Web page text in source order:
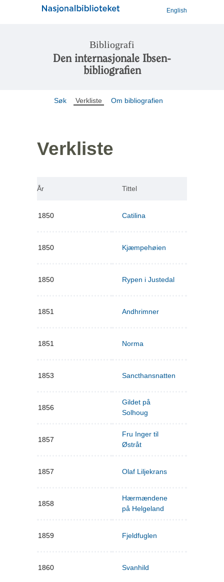
English
Bibliografi
Den internasjonale Ibsen-
bibliografien
Søk Verkliste Om bibliografien
Verkliste
År Tittel
1850 Catilina
1850 Kjæmpehøien
1850 Rypen i Justedal
1851 Andhrimner
1851 Norma
1853 Sancthansnatten
1856
Gildet på
Solhoug
1857
Fru Inger til
Østråt
1857 Olaf Liljekrans
1858
Hærmændene
på Helgeland
1859 Fjeldfuglen
1860 Svanhild